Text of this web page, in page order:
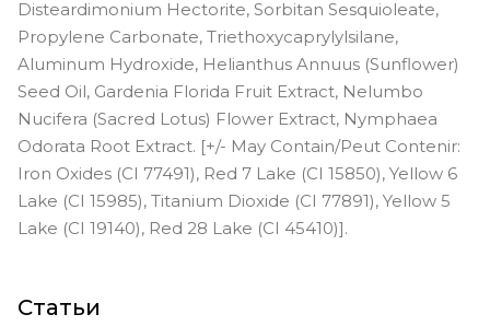
Disteardimonium Hectorite, Sorbitan Sesquioleate,
Propylene Carbonate, Triethoxycaprylylsilane,
Aluminum Hydroxide, Helianthus Annuus (Sunflower)
Seed Oil, Gardenia Florida Fruit Extract, Nelumbo
Nucifera (Sacred Lotus) Flower Extract, Nymphaea
Odorata Root Extract. [+/- May Contain/Peut Contenir:
Iron Oxides (CI 77491), Red 7 Lake (CI 15850), Yellow 6
Lake (CI 15985), Titanium Dioxide (CI 77891), Yellow 5
Lake (CI 19140), Red 28 Lake (CI 45410)].
Статьи